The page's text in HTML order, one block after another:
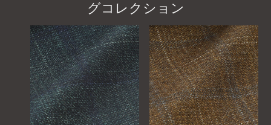
グコレクション